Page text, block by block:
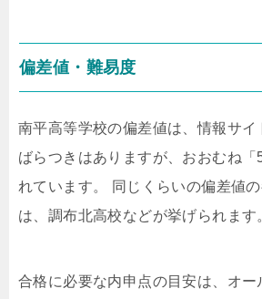
偏差値・難易度
南平高等学校の偏差値は、情報サイ
ばらつきはありますが、おおむね「
れています。 同じくらいの偏差値
は、調布北高校などが挙げられます
合格に必要な内申点の目安は、オー